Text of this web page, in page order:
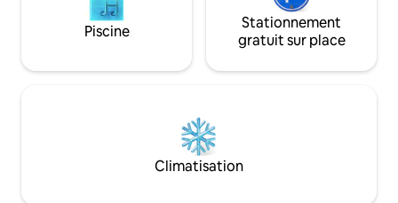
Piscine
Stationnement
gratuit sur place
Climatisation